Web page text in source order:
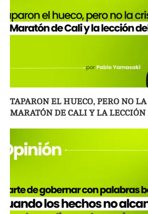
TAPARON EL HUECO, PERO NO
MARATÓN DE CALI Y LA